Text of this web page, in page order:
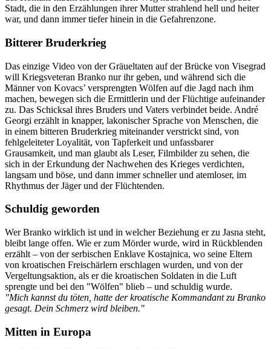
Stadt, die in den Erzählungen ihrer Mutter strahlend hell und heiter
war, und dann immer tiefer hinein in die Gefahrenzone.
Bitterer Bruderkrieg
Das einzige Video von der Gräueltaten auf der Brücke von Visegrad
will Kriegsveteran Branko nur ihr geben, und während sich die
Männer von Kovacs’ versprengten Wölfen auf die Jagd nach ihm
machen, bewegen sich die Ermittlerin und der Flüchtige aufeinander
zu. Das Schicksal ihres Bruders und Vaters verbindet beide. André
Georgi erzählt in knapper, lakonischer Sprache von Menschen, die
in einem bitteren Bruderkrieg miteinander verstrickt sind, von
fehlgeleiteter Loyalität, von Tapferkeit und unfassbarer
Grausamkeit, und man glaubt als Leser, Filmbilder zu sehen, die
sich in der Erkundung der Nachwehen des Krieges verdichten,
langsam und böse, und dann immer schneller und atemloser, im
Rhythmus der Jäger und der Flüchtenden.
Schuldig geworden
Wer Branko wirklich ist und in welcher Beziehung er zu Jasna steht,
bleibt lange offen. Wie er zum Mörder wurde, wird in Rückblenden
erzählt – von der serbischen Enklave Kostajnica, wo seine Eltern
von kroatischen Freischärlern erschlagen wurden, und von der
Vergeltungsaktion, als er die kroatischen Soldaten in die Luft
sprengte und bei den "Wölfen" blieb – und schuldig wurde.
"Mich kannst du töten, hatte der kroatische Kommandant zu Branko
gesagt. Dein Schmerz wird bleiben."
Mitten in Europa